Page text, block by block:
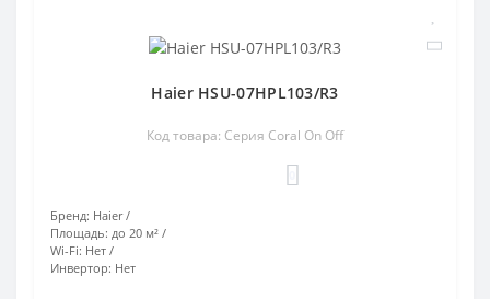
Haier HSU-07HPL103/R3
Код товара: Серия Coral On Off
Бренд: Haier
Площадь: до 20 м²
Wi-Fi: Нет
Инвертор: Нет